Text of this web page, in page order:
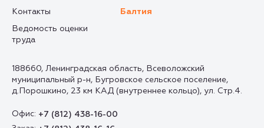
188660, Ленинградская область, Всеволожский
муниципальный р-н, Бугровское сельское поселение,
д.Порошкино, 23 км КАД (внутреннее кольцо), ул. Стр.4.
Офис: +7 (812) 438-16-00
Контакты
Балтия
Ведомость оценки
труда